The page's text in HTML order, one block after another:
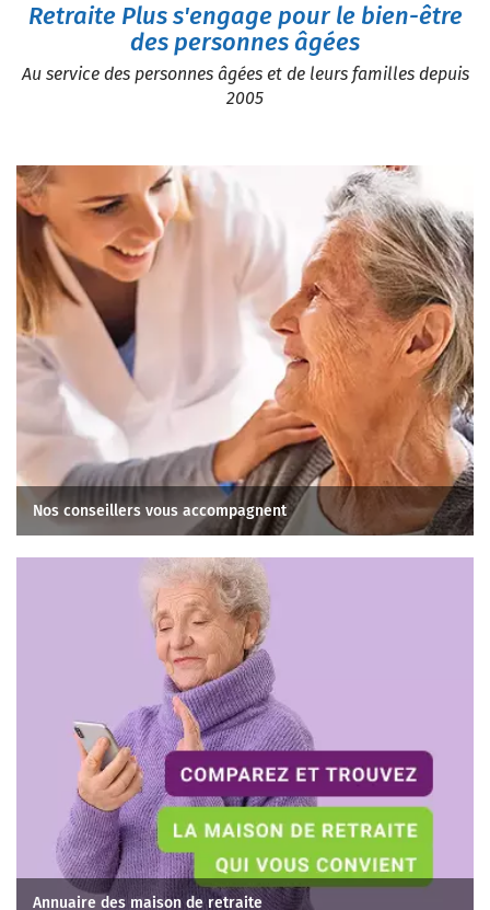
Retraite Plus s'engage pour le bien-être
des personnes âgées
Au service des personnes âgées et de leurs familles depuis
2005
Nos conseillers vous accompagnent
Annuaire des maison de retraite